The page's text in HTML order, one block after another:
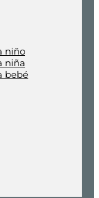
niño
niña
bebé